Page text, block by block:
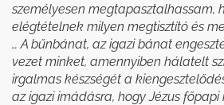
személyesen megtapasztalhassam,
elégtételnek milyen megtisztító és
… A bűnbánat, az igazi bánat
vezet minket, amennyiben hálatelt
irgalmas készségét a
az igazi imádásra, hogy Jézus